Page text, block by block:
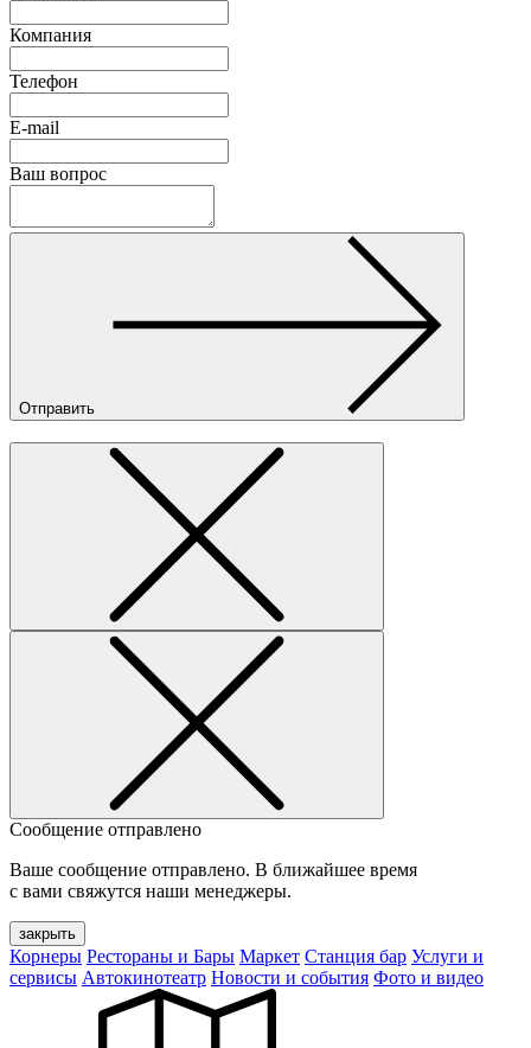
Компания
Телефон
E-mail
Ваш вопрос
Отправить
Сообщение отправлено
Ваше сообщение отправлено. В ближайшее время
с вами свяжутся наши менеджеры.
закрыть
Корнеры Рестораны и Бары Маркет Станция бар Услуги и
сервисы Автокинотеатр Новости и события Фото и видео